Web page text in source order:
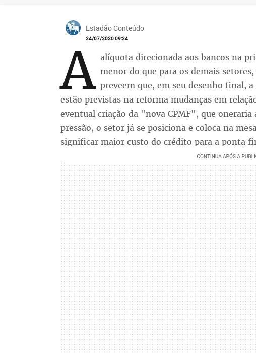
Estadão Conteúdo
24/07/2020 09:24
A alíquota direcionada aos bancos na
menor do que para os demais
preveem que, em seu desenho final,
estão previstas na reforma mudanças em
eventual criação da "nova CPMF", que oneraria
pressão, o setor já se posiciona e coloca na
significar maior custo do crédito para a ponta